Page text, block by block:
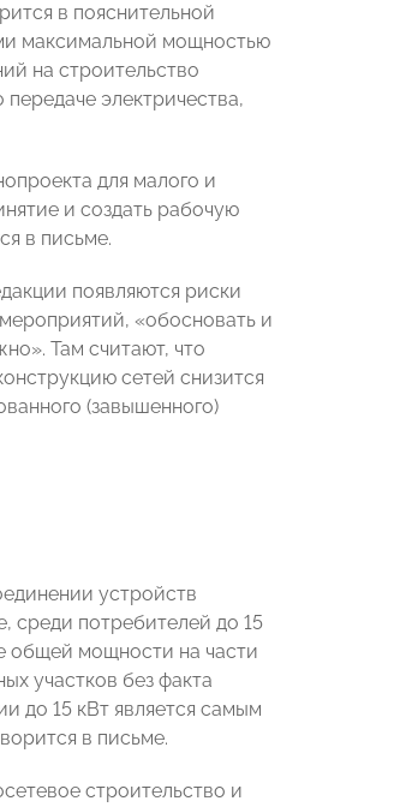
в пояснительной
максимальной мощностью
на строительство
электричества,
для малого и
и создать рабочую
в письме.
появляются риски
«обосновать и
Там считают, что
сетей снизится
(завышенного)
устройств
среди потребителей до 15
общей мощности на части
участков без факта
до 15 кВт является самым
в письме.
строительство и